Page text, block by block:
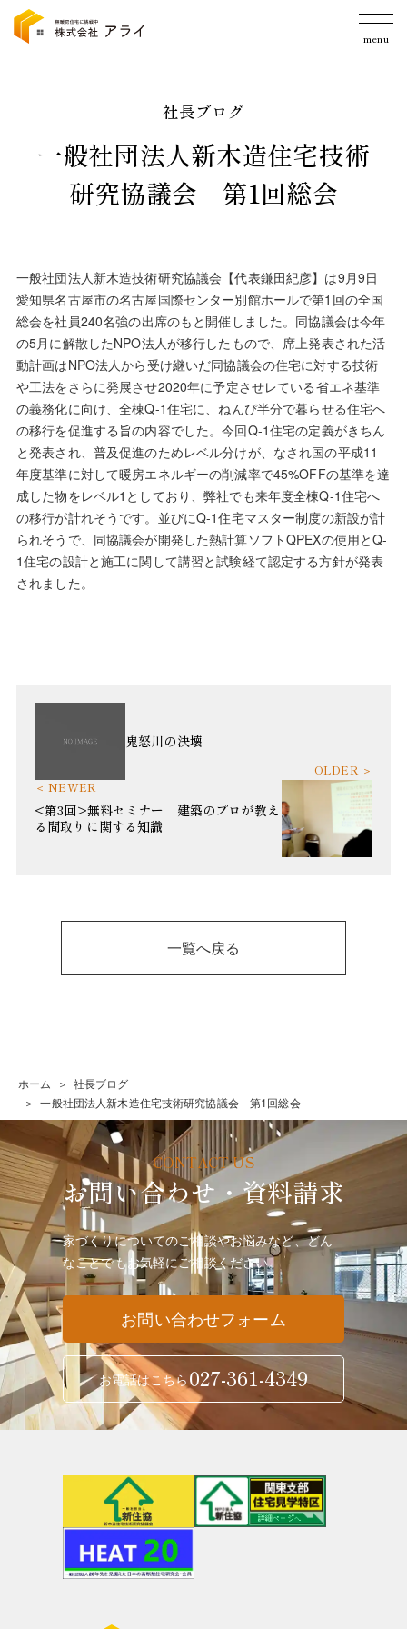
menu
社長ブログ
一般社団法人新木造住宅技術
研究協議会 第1回総会
一般社団法人新木造技術研究協議会【代表鎌田紀彦】は9月9日
愛知県名古屋市の名古屋国際センター別館ホールで第1回の全国
総会を社員240名強の出席のもと開催しました。同協議会は今年
の5月に解散したNPO法人が移行したもので、席上発表された活
動計画はNPO法人から受け継いだ同協議会の住宅に対する技術
や工法をさらに発展させ2020年に予定させレている省エネ基準
の義務化に向け、全棟Q-1住宅に、ねんぴ半分で暮らせる住宅へ
の移行を促進する旨の内容でした。今回Q-1住宅の定義がきちん
と発表され、普及促進のためレベル分けが、なされ国の平成11
年度基準に対して暖房エネルギーの削減率で45%OFFの基準を達
成した物をレベル1としており、弊社でも来年度全棟Q-1住宅へ
の移行が計れそうです。並びにQ-1住宅マスター制度の新設が計
られそうで、同協議会が開発した熱計算ソフトQPEXの使用とQ-
1住宅の設計と施工に関して講習と試験経て認定する方針が発表
されました。
鬼怒川の決壊
<第3回>無料セミナー 建築のプロが教え
る間取りに関する知識
一覧へ戻る
ホーム
社長ブログ
一般社団法人新木造住宅技術研究協議会 第1回総会
お問い合わせ・資料請求
家づくりについてのご相談やお悩みなど、どん
なことでもお気軽にご相談ください。
お問い合わせフォーム
お電話はこちら 027-361-4349